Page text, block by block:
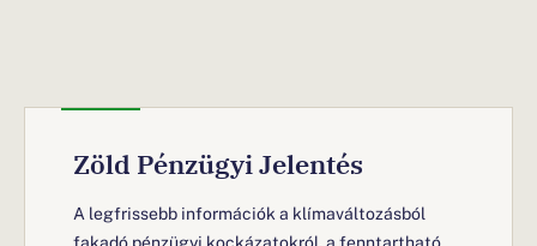
Zöld Pénzügyi Jelentés
A legfrissebb információk a klímaváltozásból
fakadó pénzügyi kockázatokról, a fenntartható